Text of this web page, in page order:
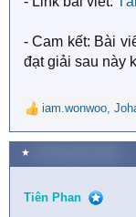
- Cam kết: Bài
đạt giải sau này
R
e
a
c
i
iam.wonwoo,
★
Tiên Phan